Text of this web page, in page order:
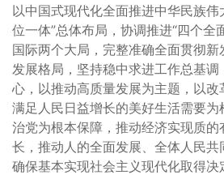
以中国式现代化全面推进中华民族伟
位一体”总体布局，协调推进“四个全
国际两个大局，完整准确全面贯彻
发展格局，坚持稳中求进工作总基调
心，以推动高质量发展为主题，以
满足人民日益增长的美好生活需要
治党为根本保障，推动经济实现质
长，推动人的全面发展、全体人民共
确保基本实现社会主义现代化取得决